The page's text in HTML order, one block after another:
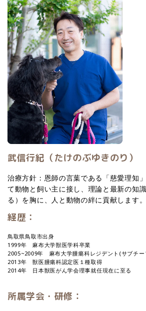
武信行紀（たけのぶゆきのり）
治療方針：恩師の言葉である「慈愛理知
て動物と飼い主に接し、理論と最新の知
る）を胸に、人と動物の絆に貢献します。
経歴：
鳥取県鳥取市出身
1999年 麻布大学獣医学科卒業
2005~2009年 麻布大学腫瘍科レジデント(サブチー
2013年 獣医腫瘍科認定医１種取得
2014年 日本獣医がん学会理事就任現在に至る
所属学会・研修：